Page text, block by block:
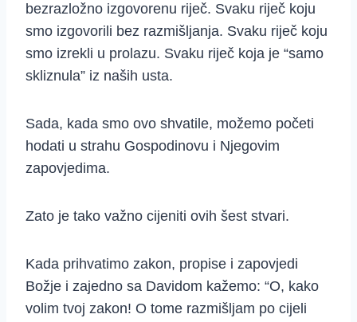
bezrazložno izgovorenu riječ. Svaku riječ koju
smo izgovorili bez razmišljanja. Svaku riječ koju
smo izrekli u prolazu. Svaku riječ koja je “samo
skliznula” iz naših usta.
Sada, kada smo ovo shvatile, možemo početi
hodati u strahu Gospodinovu i Njegovim
zapovjedima.
Zato je tako važno cijeniti ovih šest stvari.
Kada prihvatimo zakon, propise i zapovjedi
Božje i zajedno sa Davidom kažemo: “O, kako
volim tvoj zakon! O tome razmišljam po cijeli